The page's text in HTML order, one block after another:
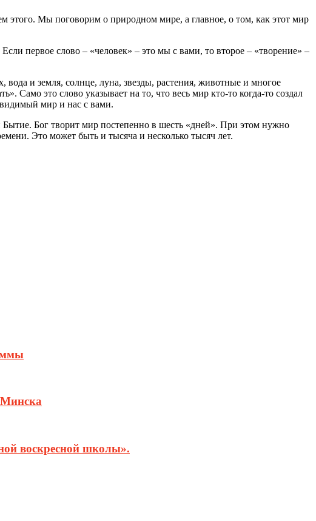
этого. Мы поговорим о природном мире, а главное, о том, как этот мир
первое слово – «человек» – это мы с вами, то второе – «творение» –
и земля, солнце, луна, звезды, растения, животные и многое
Само это слово указывает на то, что весь мир кто-то когда-то создал
видимый мир и нас с вами.
Бог творит мир постепенно в шесть «дней». При этом нужно
Это может быть и тысяча и несколько тысяч лет.
Минска
воскресной школы».